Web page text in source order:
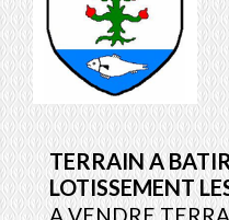
TERRAIN A
LOTISSEMENT
A VENDRE